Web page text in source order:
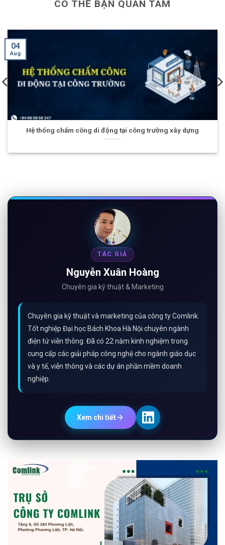
CÓ THỂ BẠN QUAN TÂM
28
Jul
Nguyễn Xuân Hoàng
Chuyên gia kỹ thuật & Marketing
Chuyên gia kỹ thuật và marketing của công ty Comlink.
Tốt nghiệp Đại học Bách Khoa Hà Nội chuyên ngành
điện tử viễn thông. Đã có 22 năm kinh nghiệm trong
và y tế, viễn thông và các dự án phần mềm doanh